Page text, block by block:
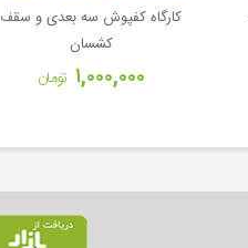
کارگاه کفپوش سه بعدی و سقف
کشسان
۱,۰۰۰,۰۰۰ تومان